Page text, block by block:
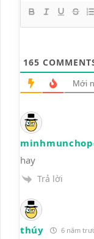
165
Mới
hay
Trả lời
thúy 6 năm